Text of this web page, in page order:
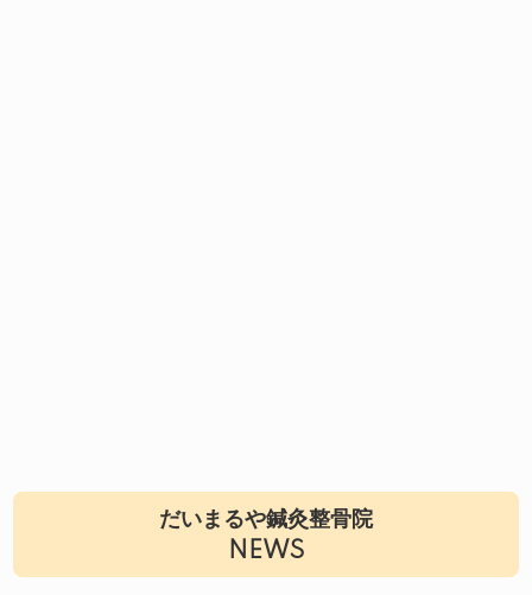
だいまるや鍼灸整骨院
NEWS